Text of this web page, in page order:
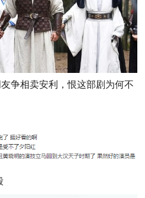
争相卖安利，恨这部剧为何不